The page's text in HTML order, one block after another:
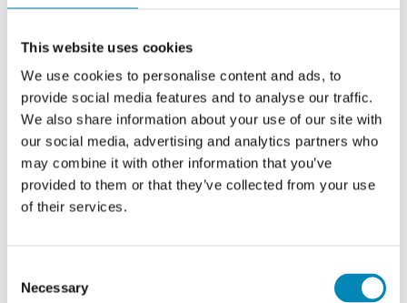
This website uses cookies
We use cookies to personalise content and ads, to
provide social media features and to analyse our traffic.
We also share information about your use of our site with
our social media, advertising and analytics partners who
may combine it with other information that you’ve
provided to them or that they’ve collected from your use
of their services.
Selection
Necessary
espressomaskiner og mange andre
Hvordan vælger jeg den rette Siemens espressomaskine
til mit behov?
Du bør overvej dine kaffevaner nøje samt placering i dit køkken.
Foretrækker du automatiske funktioner til nem betjening, eller
ønsker du mulighed for personlig tilpasning? Tænk også på
kapacitet og om du har brug for specielle funktioner.
Hvordan vedligeholder jeg min Siemens espressomaskine?
anbefalede rengøringsmidler og følg vejledningen for korrekt
vedligeholdelse. Så får du glæde af din Siemens kaffemaskine